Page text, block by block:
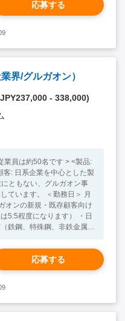
提出 ・新規店舗の開発等※
キル ・インド人スタッフ
れば尚可） ・インドまた
方
応募する
業界/グルガオン）
JPY237,000 - 338,000)
は約50名です > <製品:
: 日系企業を中心とした製
＜勤務日＞ 月
5:5程度になります） ・日
鉄鋼、特殊鋼、非鉄金属
存取引先へのフォローアッ
輸入品のアレンジなど）、
ーション。（納期、仕様、
ネジメント・調整業務" <
の英語力 <歓迎条件
営業経験者 ・自動車業界
応募する